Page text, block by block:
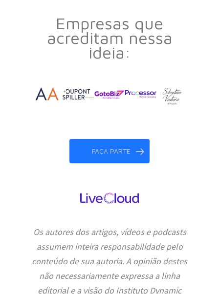
Empresas que
acreditam nessa
ideia:
FAÇA PARTE
Os autores dos artigos, vídeos e podcasts
assumem inteira responsabilidade pelo
conteúdo de sua autoria. A opinião destes
não necessariamente expressa a linha
editorial e a visão do Instituto Dynamic